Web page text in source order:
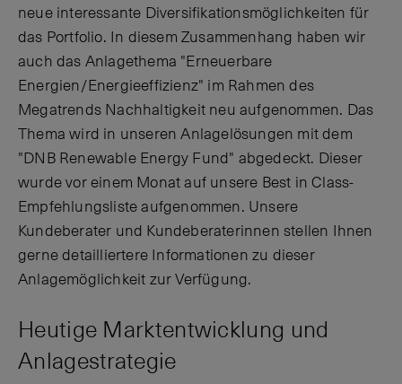
neue interessante Diversifikationsmöglichkeiten für
das Portfolio. In diesem Zusammenhang haben wir
auch das Anlagethema "Erneuerbare
Energien/Energieeffizienz" im Rahmen des
Megatrends Nachhaltigkeit neu aufgenommen. Das
Thema wird in unseren Anlagelösungen mit dem
"DNB Renewable Energy Fund" abgedeckt. Dieser
wurde vor einem Monat auf unsere Best in Class-
Empfehlungsliste aufgenommen. Unsere
Kundeberater und Kundeberaterinnen stellen Ihnen
gerne detailliertere Informationen zu dieser
Anlagemöglichkeit zur Verfügung.
Heutige Marktentwicklung und
Anlagestrategie